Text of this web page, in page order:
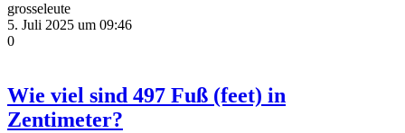
grosseleute
5. Juli 2025 um 09:46
0
Wie viel sind 497 Fuß (feet) in
Zentimeter?